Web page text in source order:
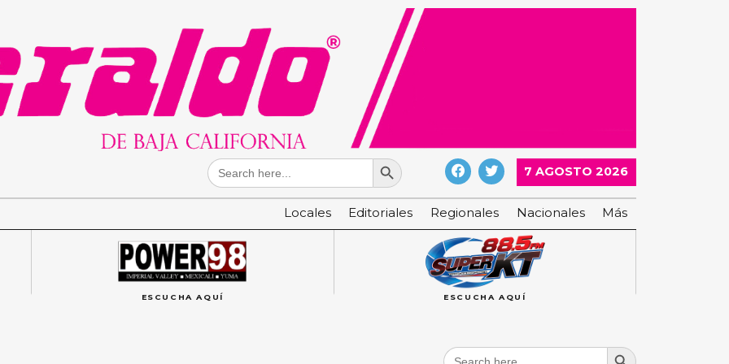
Search
for:
Search Button
7 AGOSTO 2026
Locales Editoriales Regionales Nacionales Más
ESCUCHA AQUÍ ESCUCHA AQUÍ
Search
Search Button